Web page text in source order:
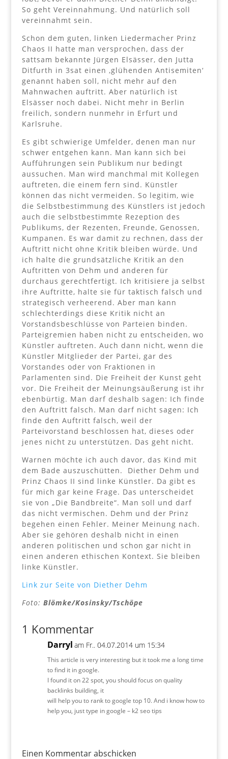
So geht Vereinnahmung. Und natürlich soll
vereinnahmt sein.
Schon dem guten, linken Liedermacher Prinz
Chaos II hatte man versprochen, dass der
sattsam bekannte Jürgen Elsässer, den Jutta
Ditfurth in 3sat einen ‚glühenden Antisemiten‘
genannt haben soll, nicht mehr auf den
Mahnwachen auftritt. Aber natürlich ist
Elsässer noch dabei. Nicht mehr in Berlin
freilich, sondern nunmehr in Erfurt und
Karlsruhe.
Es gibt schwierige Umfelder, denen man nur
schwer entgehen kann. Man kann sich bei
Aufführungen sein Publikum nur bedingt
aussuchen. Man wird manchmal mit Kollegen
auftreten, die einem fern sind. Künstler
können das nicht vermeiden. So legitim, wie
die Selbstbestimmung des Künstlers ist jedoch
auch die selbstbestimmte Rezeption des
Publikums, der Rezenten, Freunde, Genossen,
Kumpanen. Es war damit zu rechnen, dass der
Auftritt nicht ohne Kritik bleiben würde. Und
ich halte die grundsätzliche Kritik an den
Auftritten von Dehm und anderen für
durchaus gerechtfertigt. Ich kritisiere ja selbst
ihre Auftritte, halte sie für taktisch falsch und
strategisch verheerend. Aber man kann
schlechterdings diese Kritik nicht an
Vorstandsbeschlüsse von Parteien binden.
Parteigremien haben nicht zu entscheiden, wo
Künstler auftreten. Auch dann nicht, wenn die
Künstler Mitglieder der Partei, gar des
Vorstandes oder von Fraktionen in
Parlamenten sind. Die Freiheit der Kunst geht
vor. Die Freiheit der Meinungsäußerung ist ihr
ebenbürtig. Man darf deshalb sagen: Ich finde
den Auftritt falsch. Man darf nicht sagen: Ich
finde den Auftritt falsch, weil der
Parteivorstand beschlossen hat, dieses oder
jenes nicht zu unterstützen. Das geht nicht.
Warnen möchte ich auch davor, das Kind mit
dem Bade auszuschütten. Diether Dehm und
Prinz Chaos II sind linke Künstler. Da gibt es
für mich gar keine Frage. Das unterscheidet
sie von „Die Bandbreite“. Man soll und darf
das nicht vermischen. Dehm und der Prinz
begehen einen Fehler. Meiner Meinung nach.
Aber sie gehören deshalb nicht in einen
anderen politischen und schon gar nicht in
einen anderen ethischen Kontext. Sie bleiben
linke Künstler.
Link zur Seite von Diether Dehm
Foto: Blömke/Kosinsky/Tschöpe
1 Kommentar
Darryl am Fr.. 04.07.2014 um 15:34
This article is very interesting but it took me a long time
to find it in google.
I found it on 22 spot, you should focus on quality
backlinks building, it
will help you to rank to google top 10. And i know how to
help you, just type in google – k2 seo tips
Einen Kommentar abschicken